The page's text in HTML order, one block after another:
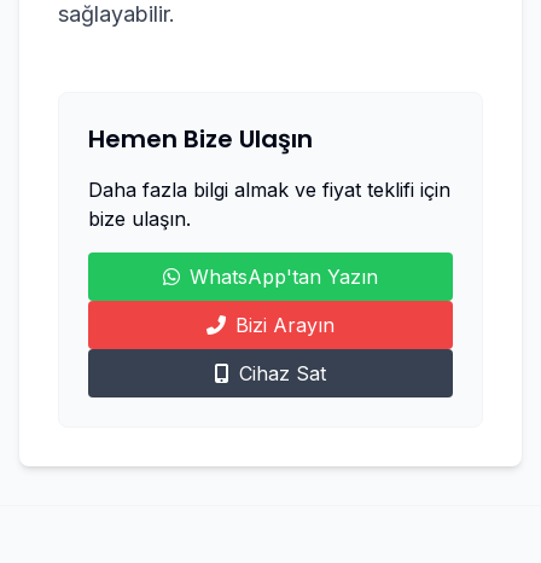
sağlayabilir.
Hemen Bize Ulaşın
Daha fazla bilgi almak ve fiyat teklifi için
bize ulaşın.
WhatsApp'tan Yazın
Bizi Arayın
Cihaz Sat